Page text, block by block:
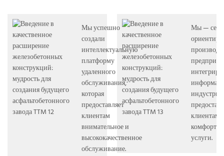
Мы успешно
создали
интеллектуальную
платформу
удаленного
обслуживания,
которая
предоставляет
клиентам
внимательное и
высококачественное
обслуживание.
Мы —
клиентам
услуги.